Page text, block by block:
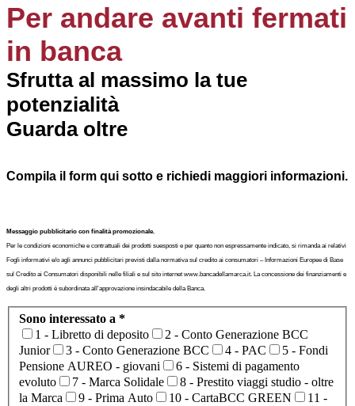
Per andare avanti fermati
in banca
Sfrutta al massimo la tue
potenzialità
Guarda oltre
Compila il form qui sotto e richiedi maggiori informazioni.
Messaggio pubblicitario con finalità promozionale.
Per le condizioni economiche e contrattuali dei prodotti suesposti e per quanto non espressamente indicato, si rimanda ai relativi
Fogli informativi e/o agli annunci pubblicitari previsti dalla normativa sul credito ai consumatori – Informazioni Europee di Base
sul Credito ai Consumatori disponibili nelle filiali e sul sito internet www.bancadellamarca.it. La concessione dei finanziamenti e
degli altri prodotti è subordinata all'approvazione insindacabile della Banca.
Sono interessato a *
1 - Libretto di deposito
2 - Conto Generazione BCC
Junior
3 - Conto Generazione BCC 4 - PAC
5 - Fondi
Pensione AUREO - giovani
6 - Sistemi di pagamento
evoluto
7 - Marca Solidale
8 - Prestito viaggi studio - oltre
la Marca
9 - Prima Auto 10 - CartaBCC GREEN
11 -